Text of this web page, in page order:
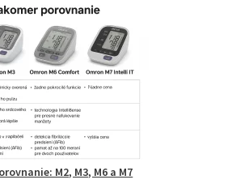
M2, M3, M6 a M7